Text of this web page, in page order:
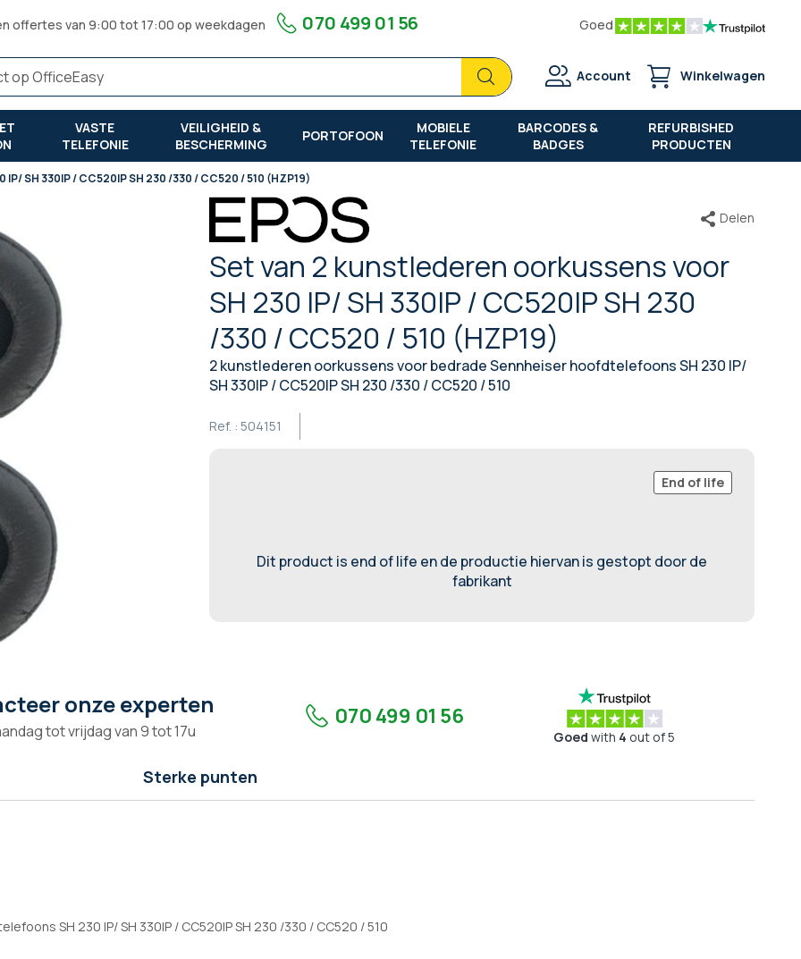
offertes van 9:00 tot 17:00 op weekdagen 070 499 01 56 Goed
Zoek
Zoek
Account Winkelwagen
VASTE
TELEFONIE
VEILIGHEID &
BESCHERMING
PORTOFOON
MOBIELE
TELEFONIE
BARCODES &
BADGES
REFURBISHED
PRODUCTEN
SH 330IP / CC520IP SH 230 /330 / CC520 / 510 (HZP19)
Set van 2 kunstlederen oorkussens voor
SH 230 IP/ SH 330IP / CC520IP SH 230
/330 / CC520 / 510 (HZP19)
2 kunstlederen oorkussens voor bedrade Sennheiser hoofdtelefoons SH 230 IP/
SH 330IP / CC520IP SH 230 /330 / CC520 / 510
Ref. : 504151
Delen
End of life
Dit product is end of life en de productie hiervan is gestopt door de
fabrikant
onze experten
tot vrijdag van 9 tot 17u
070 499 01 56
Goed with 4 out of 5
Sterke punten
SH 230 IP/ SH 330IP / CC520IP SH 230 /330 / CC520 / 510